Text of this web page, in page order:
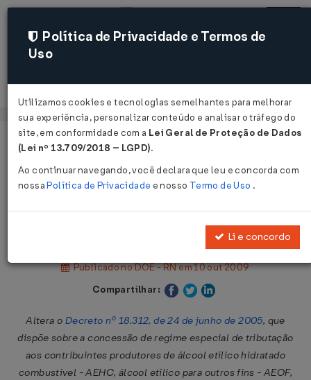
Acessar
Página Inicial
Legislações
Decreto nº 21.351 de 09/10/2009
Publicado no DOE - RN em 10 out 2009
Compartilhar:
Altera o Decreto nº 18.312, de 24 de junho de 2005, que
dispõe sobre a concessão de regime especial de tributação
aos contribuintes produtores de álcool etílico hidratado
combustível - AEHC, álcool etílico para outros fins - AEOF,
Política de Privacidade e Termos de
Uso
Utilizamos cookies e tecnologias semelhantes para melhorar
sua experiência, personalizar conteúdo e analisar o tráfego do
site, em conformidade com a Lei Geral de Proteção de Dados
(Lei nº 13.709/2018 – LGPD).
Ao continuar navegando, você declara que leu e concorda com
nossaPolítica de Privacidade e nosso Termo de Uso .
Li e concordo